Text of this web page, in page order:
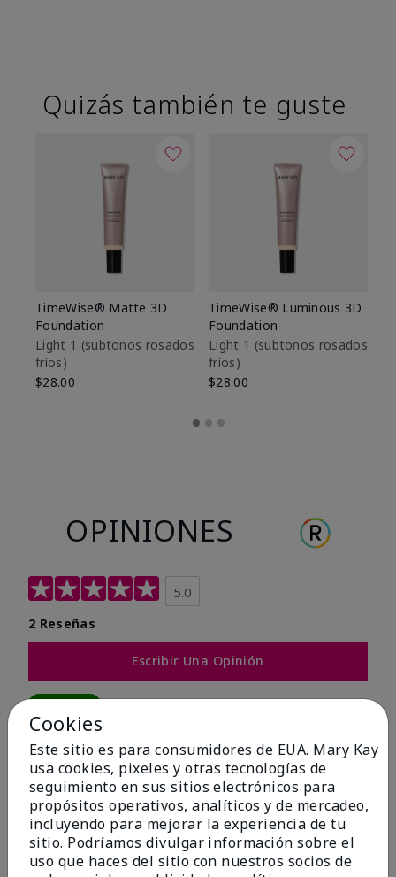
Quizás también te guste
TimeWise® Matte 3D
Foundation
Light 1​ (subtonos rosados
fríos)
$28.00
TimeWise® Luminous 3D
Foundation
Light 1​ (subtonos rosados
fríos)
$28.00
OPINIONES
5.0
2 Reseñas
Escribir Una Opinión
de los encuestados recomendaría a un amigo.
5 estrellas
2
4 estrellas
0
3 estrellas
0
Cookies
Este sitio es para consumidores de EUA. Mary Kay
usa cookies, pixeles y otras tecnologías de
seguimiento en sus sitios electrónicos para
propósitos operativos, analíticos y de mercadeo,
incluyendo para mejorar la experiencia de tu
sitio. Podríamos divulgar información sobre el
uso que haces del sitio con nuestros socios de